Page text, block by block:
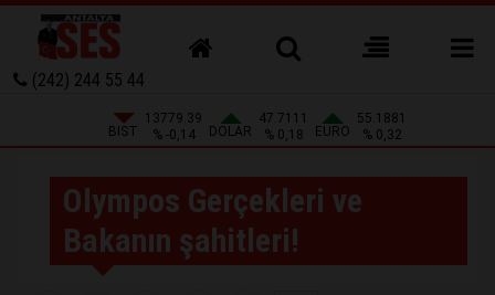
(242) 244 55 44
BIST
13779.39
% -0,14
DOLAR
47.7111
% 0,18
EURO
55.1881
% 0,32
Olympos Gerçekleri ve
Bakanın şahitleri!